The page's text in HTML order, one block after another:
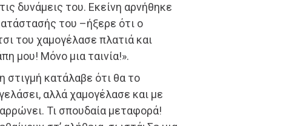
δυνάμεις του. Εκείνη αρνήθηκε
του –ήξερε ότι ο
του χαμογέλασε πλατιά και
μου! Μόνο μια ταινία!».
στιγμή κατάλαβε ότι θα το
αλλά χαμογέλασε και με
Τι σπουδαία μεταφορά!